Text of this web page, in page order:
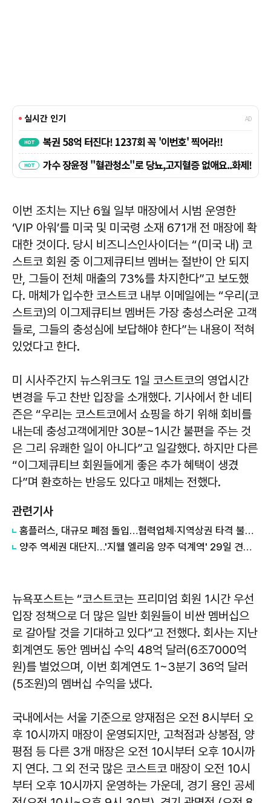
이번 조치는 지난 6월 일부 매장에서 시범 운영한
‘VIP 아워’를 미국 및 미국령 소재 671개 전 매장에 확
대한 것이다. 당시 비즈니스인사이더는 “(미국 내) 코
스트코 회원 중 이그제큐티브 멤버는 절반이 안 되지
만, 그들이 전체 매출의 73%를 차지한다”고 보도했
다. 매체가 입수한 코스트코 내부 이메일에는 “우리(코
스트코)의 이그제큐티브 멤버든 가장 충성스러운 고객
들로, 그들의 충성심에 보답해야 한다”는 내용이 적혀
있었다고 한다.
미 시사주간지 뉴스위크도 1일 코스트코의 영업시간
변경을 두고 찬반 입장을 소개했다. 기사에서 한 네티
즌은 “우리는 코스트코에서 쇼핑을 하기 위해 회비를
내는데 충성고객에게만 30분~1시간 불편을 주는 것
은 그리 유쾌한 일이 아니다”고 일갈했다. 하지만 다른
“이그제큐티브 회원들에게 좋은 추가 혜택이 생겼
다”며 환호하는 반응도 있다고 매체는 전했다.
관련기사
홈플러스, 대규모 폐점 돌입…협력업체·지역상권 타격 불가피
양주 역세권 대단지…'지웰 엘리움 양주 덕계역' 29일 견본주택 개관
뉴욕포스트는 “코스트코는 프리미엄 회원 1시간 우선
입장 정책으로 더 많은 일반 회원들이 비싼 멤버십으
로 갈아탈 것을 기대하고 있다”고 전했다. 회사는 지난
회계연도 동안 멤버십 수익 48억 달러(6조7000억
원)를 벌었으며, 이번 회계연도 1~3분기 36억 달러
(5조원)의 멤버십 수익을 냈다.
국내에서는 서울 기준으로 양재점은 오전 8시부터 오
후 10시까지 매장이 운영되지만, 고척점과 상봉점, 양
평점 등 다른 3개 매장은 오전 10시부터 오후 10시까
지 연다. 그 외 전국 많은 코스트코 매장이 오전 10시
부터 오후 10시까지 운영하는 가운데, 경기 용인 공세